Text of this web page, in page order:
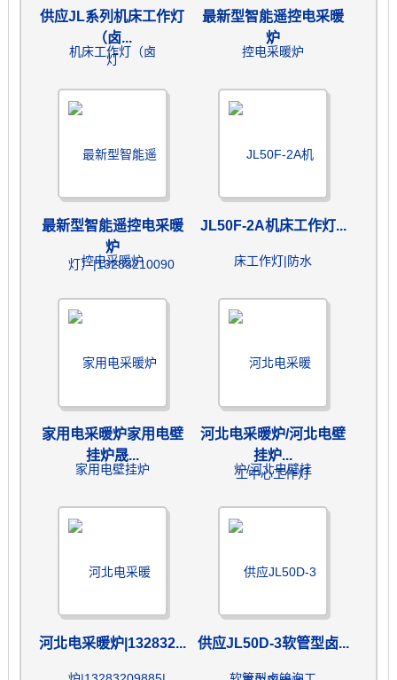
供应JL系列机床工作灯
（卤...
最新型智能遥控电采暖
炉
最新型智能遥控电采暖
炉
JL50F-2A机床工作灯...
家用电采暖炉家用电壁
挂炉晟...
河北电采暖炉/河北电壁
挂炉...
河北电采暖炉|132832... 供应JL50D-3软管型卤...